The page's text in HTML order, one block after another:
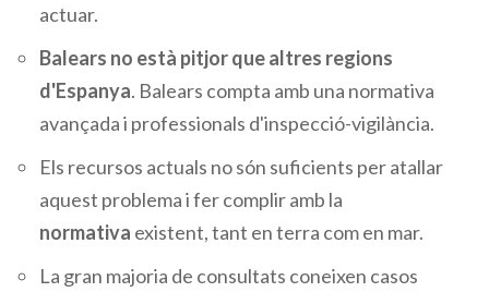
actuar.
Balears no està pitjor que altres regions
d'Espanya. Balears compta amb una normativa
avançada i professionals d'inspecció-vigilància.
Els recursos actuals no són suficients per atallar
aquest problema i fer complir amb la
normativa existent, tant en terra com en mar.
La gran majoria de consultats coneixen casos